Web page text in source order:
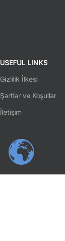
USEFUL LINKS
Gizlilik İlkesi
Şartlar ve Koşullar
İletişim